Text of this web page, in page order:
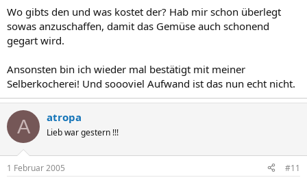
:bye: :bye:
christine
Wo gibts den und was kostet der? Hab mir schon überlegt
sowas anzuschaffen, damit das Gemüse auch schonend
gegart wird.
Ansonsten bin ich wieder mal bestätigt mit meiner
Selberkocherei! Und soooviel Aufwand ist das nun echt nicht.
A atropa
Lieb war gestern !!!
1 Februar 2005 #11